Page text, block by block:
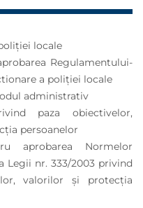
locale
Regulamentului-
a poliției locale
administrativ
paza obiectivelor,
persoanelor
aprobarea Normelor
Legii nr. 333/2003 privind
valorilor şi protecţia